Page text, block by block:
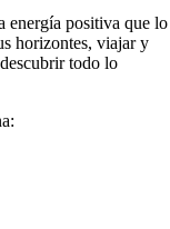
energía positiva que lo
horizontes, viajar y
todo lo